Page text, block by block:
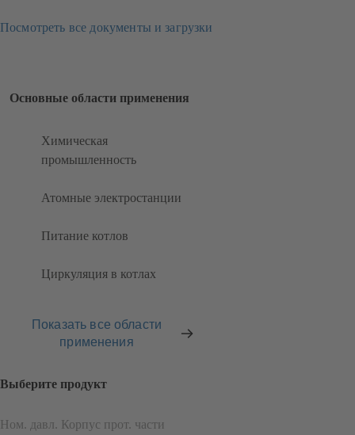
Посмотреть все документы и загрузки
Основные области применения
Химическая
промышленность
Атомные электростанции
Питание котлов
Циркуляция в котлах
Показать все области
применения
Выберите продукт
Ном. давл. Корпус прот. части